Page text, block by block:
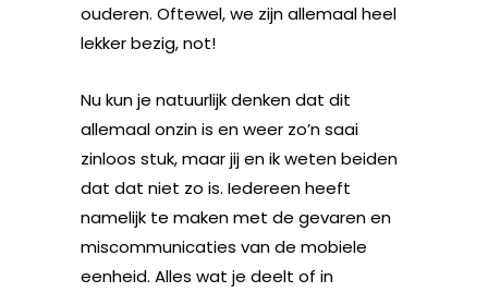
ouderen. Oftewel, we zijn allemaal heel
lekker bezig, not!
Nu kun je natuurlijk denken dat dit
allemaal onzin is en weer zo’n saai
zinloos stuk, maar jij en ik weten beiden
dat dat niet zo is. Iedereen heeft
namelijk te maken met de gevaren en
miscommunicaties van de mobiele
eenheid. Alles wat je deelt of in